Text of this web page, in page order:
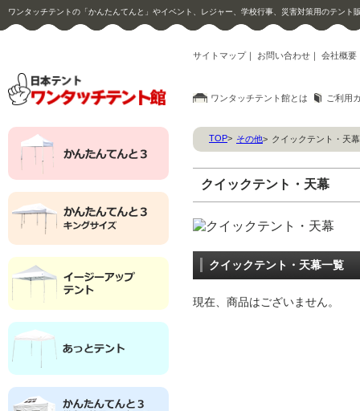
ワンタッチテントの「かんたんてんと」やイベント、レジャー、学校行事、災害対策用のテント
サイトマップ｜ お問い合わせ ｜ 会社概要
ワンタッチテント館とは ご利用
TOP> その他> クイックテント・天幕
クイックテント・天幕
クイックテント・天幕一覧
現在、商品はございません。